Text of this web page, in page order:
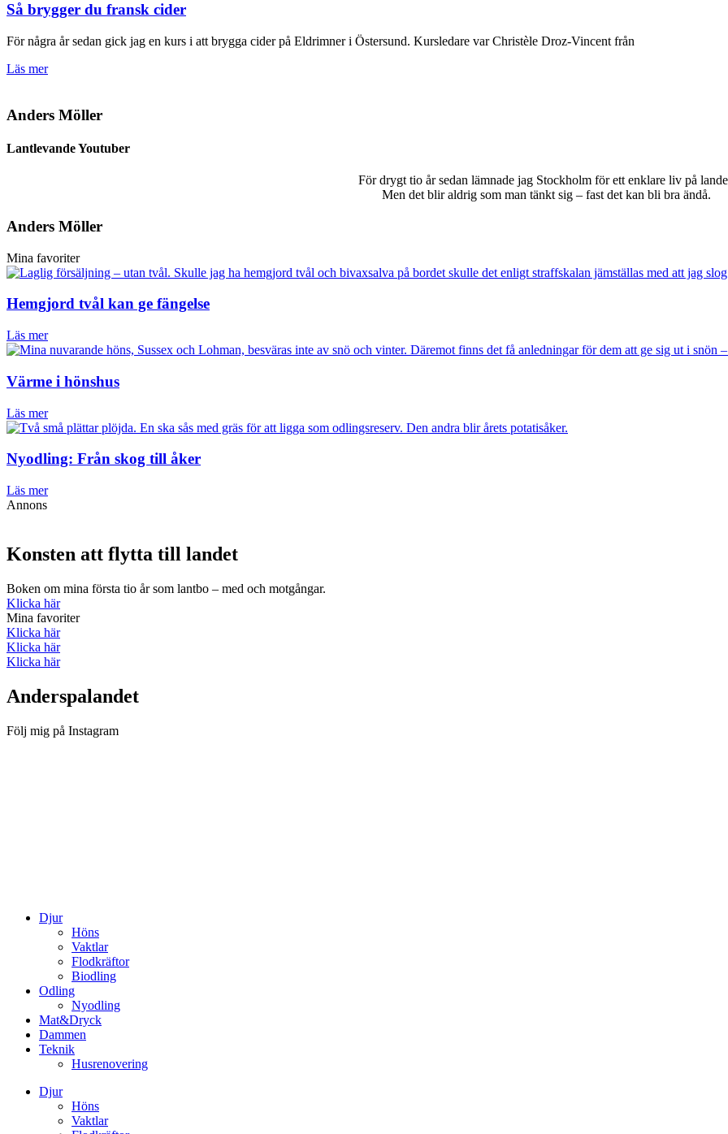
Så brygger du fransk cider
För några år sedan gick jag en kurs i att brygga cider på Eldrimner i Östersund. Kursledare var Christèle Droz-Vincent från
Läs mer
Anders Möller
Lantlevande Youtuber
För drygt tio år sedan lämnade jag Stockholm för ett enklare liv på
Men det blir aldrig som man tänkt sig – fast det kan bli bra ändå.
Anders Möller
Mina favoriter
Hemgjord tvål kan ge fängelse
Läs mer
Värme i hönshus
Läs mer
Nyodling: Från skog till åker
Läs mer
Annons
Konsten att flytta till landet
Boken om mina första tio år som lantbo – med och motgångar.
Klicka här
Mina favoriter
Klicka här
Klicka här
Klicka här
Anderspalandet
Följ mig på Instagram
Djur
Höns
Vaktlar
Flodkräftor
Biodling
Odling
Nyodling
Mat&Dryck
Dammen
Teknik
Husrenovering
Djur
Höns
Vaktlar